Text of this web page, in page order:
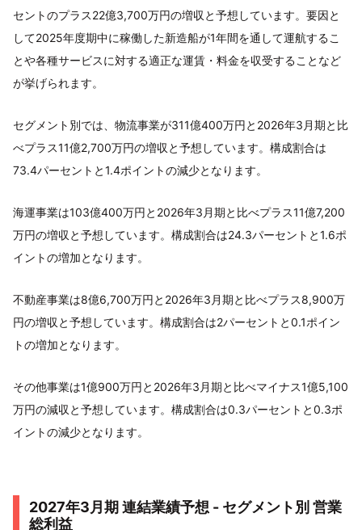
セントのプラス22億3,700万円の増収と予想しています。要因と
して2025年度期中に稼働した新造船が1年間を通して運航するこ
とや各種サービスに対する適正な運賃・料金を収受することなど
が挙げられます。
セグメント別では、物流事業が311億400万円と2026年3月期と比
べプラス11億2,700万円の増収と予想しています。構成割合は
73.4パーセントと1.4ポイントの減少となります。
海運事業は103億400万円と2026年3月期と比べプラス11億7,200
万円の増収と予想しています。構成割合は24.3パーセントと1.6ポ
イントの増加となります。
不動産事業は8億6,700万円と2026年3月期と比べプラス8,900万
円の増収と予想しています。構成割合は2パーセントと0.1ポイン
トの増加となります。
その他事業は1億900万円と2026年3月期と比べマイナス1億5,100
万円の減収と予想しています。構成割合は0.3パーセントと0.3ポ
イントの減少となります。
2027年3月期 連結業績予想 - セグメント別 営業
総利益